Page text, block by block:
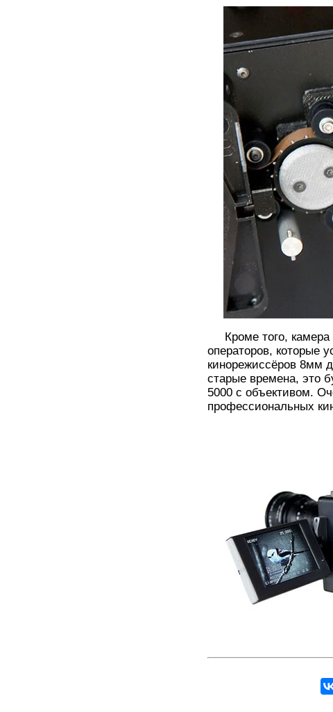
Кроме того, камера
операторов, которые
кинорежиссёров 8мм
старые времена, это
5000 с объективом.
профессиональных